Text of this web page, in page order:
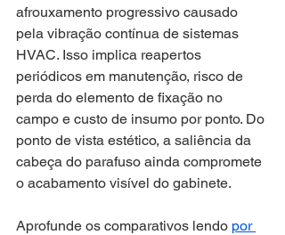
afrouxamento progressivo causado
pela vibração contínua de sistemas
HVAC. Isso implica reapertos
periódicos em manutenção, risco de
perda do elemento de fixação no
campo e custo de insumo por ponto. Do
ponto de vista estético, a saliência da
cabeça do parafuso ainda compromete
o acabamento visível do gabinete.
Aprofunde os comparativos lendo por